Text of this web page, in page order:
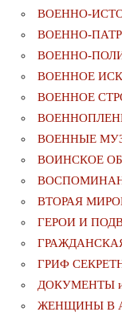
ВОЕННО-
ВОЕННО-
ВОЕННО-
ВОЕННОЕ
ВОЕННОЕ
ВОЕННЫЕ
ВОИНСКОЕ
ВТОРАЯ
ГЕРОИ И
ГРИФ
ДОКУМЕНТЫ
ЖЕНЩИНЫ В